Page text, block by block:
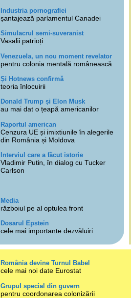
Industria pornografiei
șantajează parlamentul Canadei
Simulacrul semi-suveranist
Vasalii patrioți
Venezuela, un nou moment revelator
pentru colonia mentală românească
Și Hotnews confirmă
teoria înlocuirii
Donald Trump și Elon Musk
au mai dat o țeapă americanilor
Raportul american
Cenzura UE și imixtiunile în alegerile
din România și Moldova
Interviul care a făcut istorie
Vladimir Putin, în dialog cu Tucker
Carlson
Media
războiul pe al optulea front
Dosarul Epstein
cele mai importante dezvăluiri
România devine Turnul Babel
cele mai noi date Eurostat
Grupul special din guvern
pentru coordonarea colonizării